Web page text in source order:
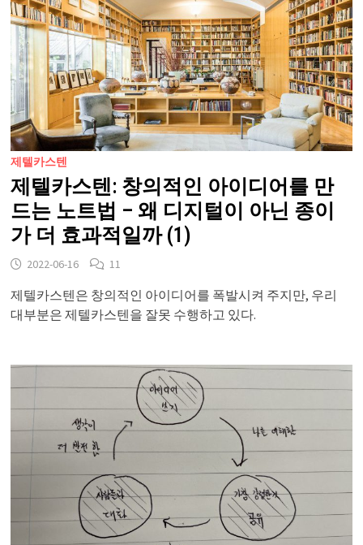
제텔카스텐
제텔카스텐: 창의적인 아이디어를 만
드는 노트법 – 왜 디지털이 아닌 종이
가 더 효과적일까 (1)
2022-06-16 11
제텔카스텐은 창의적인 아이디어를 폭발시켜 주지만, 우리
대부분은 제텔카스텐을 잘못 수행하고 있다.